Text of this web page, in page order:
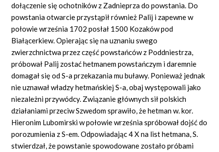
dołączenie się ochotników z Zadnieprza do powstania. Do
powstania otwarcie przystąpił również Palij i zapewne w
połowie września 1702 posłał 1500 Kozaków pod
Białącerkiew. Opierając się na uznaniu swego
zwierzchnictwa przez część powstańców z Poddniestrza,
próbował Palij zostać hetmanem powstańczym i daremnie
domagał się od S-a przekazania mu buławy. Ponieważ jednak
nie uznawał władzy hetmańskiej S-a, obaj występowali jako
niezależni przywódcy. Związanie głównych sił polskich
działaniami przeciw Szwedom sprawiło, że hetman w. kor.
Hieronim Lubomirski w połowie września spróbował dojść do
porozumienia z S-em. Odpowiadając 4 X na list hetmana, S.
stwierdzał, że powstanie spowodowane zostało próbami